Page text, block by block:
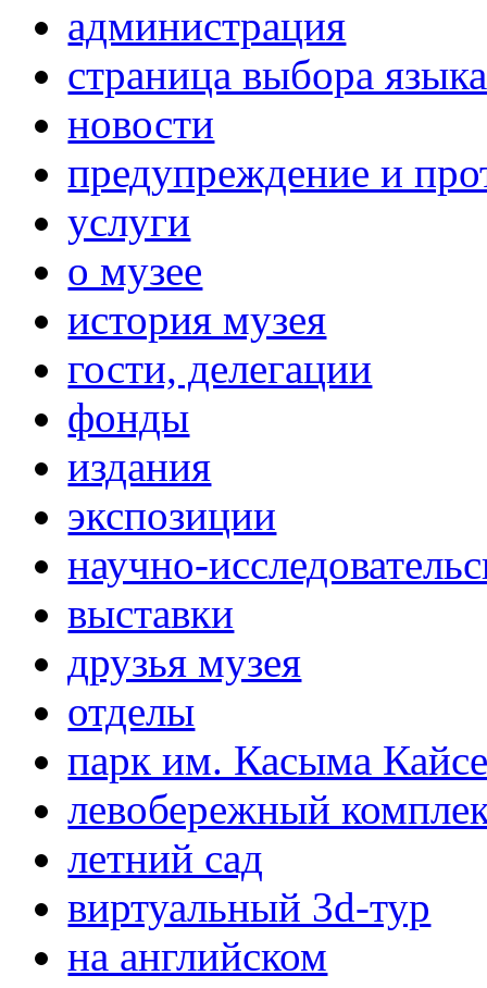
администрация
страница выбора языка
новости
предупреждение и
услуги
о музее
история музея
гости, делегации
фонды
издания
экспозиции
научно-
выставки
друзья музея
отделы
парк им. Касыма
левобережный
летний сад
виртуальный 3d-тур
на английском